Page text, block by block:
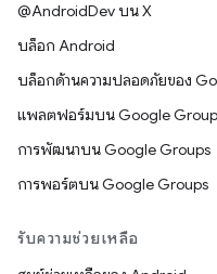
@AndroidDev บน X
บล็อก Android
บล็อกด้านความปลอดภัยของ
แพลตฟอร์มบน Google
การพัฒนาบน Google Groups
การพอร์ตบน Google Groups
รับความช่วยเหลือ